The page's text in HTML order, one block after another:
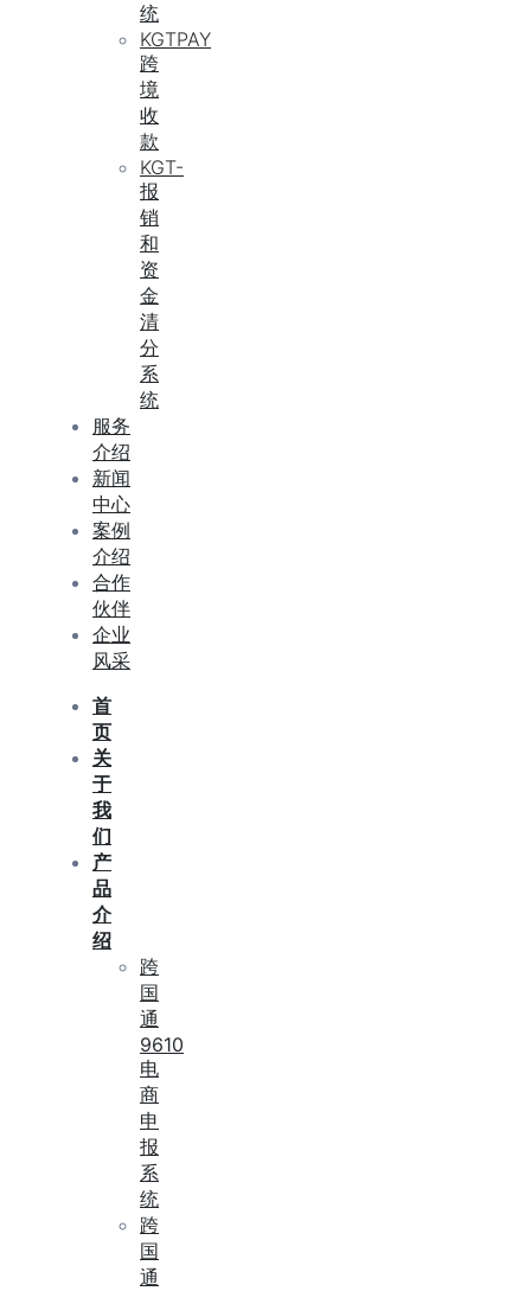
统
KGTPAY
跨
境
收
款
KGT-
报
销
和
资
金
清
分
系
统
服务
介绍
新闻
中心
案例
介绍
合作
伙伴
企业
风采
首
页
关
于
我
们
产
品
介
绍
跨
国
通
9610
电
商
申
报
系
统
跨
国
通